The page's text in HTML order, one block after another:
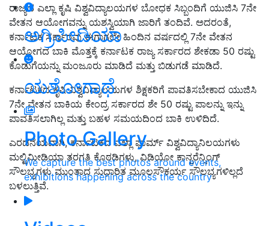
ಅಗ್ರಿಪೀಡಿಯಾ
ಯಶೋಗಾಥೆ
Photo Gallery
We capture the best photos around events,
exhibitions happening across the country
ರಾಜ್ಯದ ಎಲ್ಲಾ ಕೃಷಿ ವಿಶ್ವವಿದ್ಯಾಲಯಗಳ ಬೋಧಕ ಸಿಬ್ಬಂದಿಗೆ ಯುಜಿಸಿ 7ನೇ
ವೇತನ ಆಯೋಗವನ್ನು ಯಶಸ್ವಿಯಾಗಿ ಜಾರಿಗೆ ತಂದಿವೆ. ಅದರಂತೆ,
ಕರ್ನಾಟಕ ಸರ್ಕಾರವು ಈಗಾಗಲೇ ಹಿಂದಿನ ವರ್ಷದಲ್ಲಿ 7ನೇ ವೇತನ
ಆಯೋಗದ ಬಾಕಿ ಮೊತ್ತಕ್ಕೆ ಕರ್ನಾಟಕ ರಾಜ್ಯ ಸರ್ಕಾರದ ಶೇಕಡಾ 50 ರಷ್ಟು
ಕೊಡುಗೆಯನ್ನು ಮಂಜೂರು ಮಾಡಿದೆ ಮತ್ತು ಬಿಡುಗಡೆ ಮಾಡಿದೆ.
ಕರ್ನಾಟಕದ ಕೃಷಿ ವಿಶ್ವವಿದ್ಯಾಲಯಗಳ ಶಿಕ್ಷಕರಿಗೆ ಪಾವತಿಸಬೇಕಾದ ಯುಜಿಸಿ
7ನೇ ವೇತನ ಬಾಕಿಯ ಕೇಂದ್ರ ಸರ್ಕಾರದ ಶೇ 50 ರಷ್ಟು ಪಾಲನ್ನು ಇನ್ನು
ಪಾವತಿಸಲಾಗಿಲ್ಲ ಮತ್ತು ಬಹಳ ಸಮಯದಿಂದ ಬಾಕಿ ಉಳಿದಿದೆ.
ಎರಡನೆಯದಾಗಿ, ಕರ್ನಾಟಕದ ಎಲ್ಲಾ ಫಾರ್ಮ್ ವಿಶ್ವವಿದ್ಯಾನಿಲಯಗಳು
ಮಲ್ಟಿಮೀಡಿಯಾ ತರಗತಿ ಕೊಠಡಿಗಳು, ವಿಡಿಯೋ ಕಾನ್ಫರೆನ್ಸಿಂಗ್
ಸೌಲಭ್ಯಗಳು ಮುಂತಾದ ಸುಧಾರಿತ ಮೂಲಸೌಕರ್ಯ ಸೌಲಭ್ಯಗಳಿಲ್ಲದೆ
ಬಳಲುತ್ತಿವೆ.